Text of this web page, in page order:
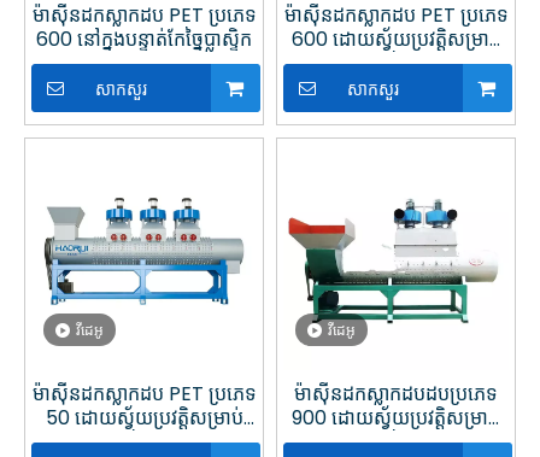
ម៉ាស៊ីនដកស្លាកដប PET ប្រភេទ
600 នៅក្នុងបន្ទាត់កែច្នៃប្លាស្ទិក
សាកសួរ
ម៉ាស៊ីនដកស្លាកដប PET ប្រភេទ
600 ដោយស្វ័យប្រវត្តិសម្រាប់
បន្ទាត់កែច្នៃប្លាស្ទិក
សាកសួរ
វីដេអូ
ម៉ាស៊ីនដកស្លាកដប PET ប្រភេទ
50 ដោយស្វ័យប្រវត្តិសម្រាប់
ការកែច្នៃប្លាស្ទិក
វីដេអូ
ម៉ាស៊ីនដកស្លាកដបដបប្រភេទ
900 ដោយស្វ័យប្រវត្តិសម្រាប់
បន្ទាត់កែច្នៃប្លាស្ទិក